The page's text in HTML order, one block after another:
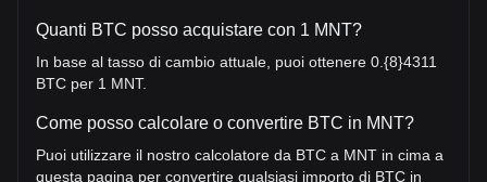
Quanti BTC posso acquistare con 1 MNT?
In base al tasso di cambio attuale, puoi ottenere 0.{8}4311
BTC per 1 MNT.
Come posso calcolare o convertire BTC in MNT?
Puoi utilizzare il nostro calcolatore da BTC a MNT in cima a
questa pagina per convertire qualsiasi importo di BTC in